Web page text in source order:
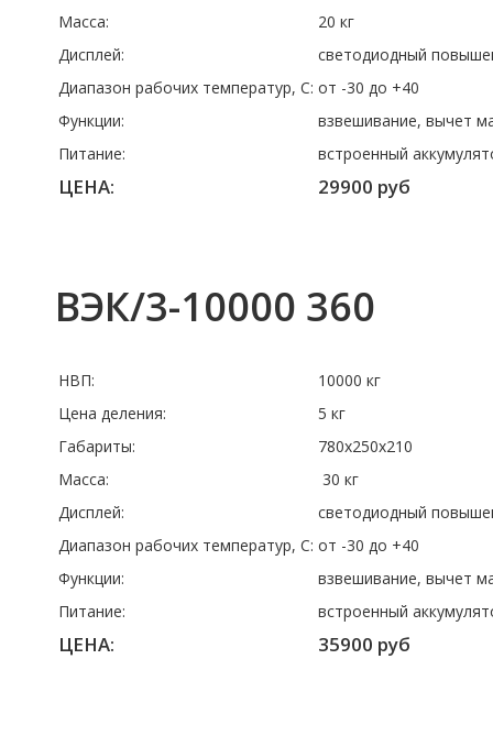
Масса:
20 кг
Дисплей:
светодиодный
Диапазон рабочих температур, C: от -30 до +40
Функции:
взвешивание, вычет
Питание:
встроенный
ЦЕНА: 29900 руб
ВЭК/3-10000 360
НВП:
10000 кг
Цена деления:
5 кг
Габариты:
780x250x210
Масса:
30 кг
Дисплей:
светодиодный
Диапазон рабочих температур, C: от -30 до +40
Функции:
взвешивание, вычет
Питание:
встроенный
ЦЕНА: 35900 руб